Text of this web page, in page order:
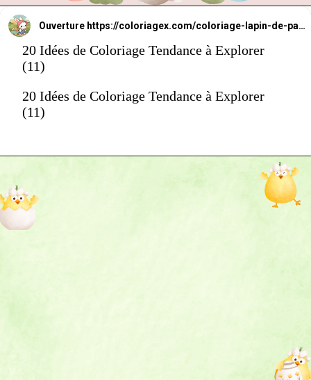
Ouverture https://coloriagex.com/coloriage-lapin-de-paques/
20 Idées de Coloriage Tendance à Explorer
(11)
20 Idées de Coloriage Tendance à Explorer
(11)